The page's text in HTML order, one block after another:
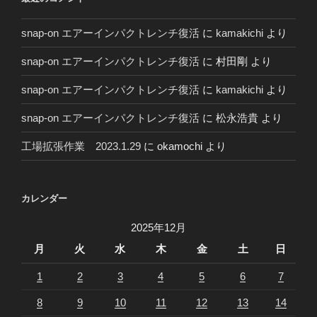
年
～
snap-on エアーインパクトレンチ復活 に kamakichi より
snap-on エアーインパクトレンチ復活 に 村田剛 より
snap-on エアーインパクトレンチ復活 に kamakichi より
snap-on エアーインパクトレンチ復活 に 松永浩貴 より
工場拡張作業 2023.1.29 に okamochi より
カレンダー
2025年12月
月
火 水 木 金 土 日
1 2 3 4 5 6 7
8 9 10 11 12 13 14